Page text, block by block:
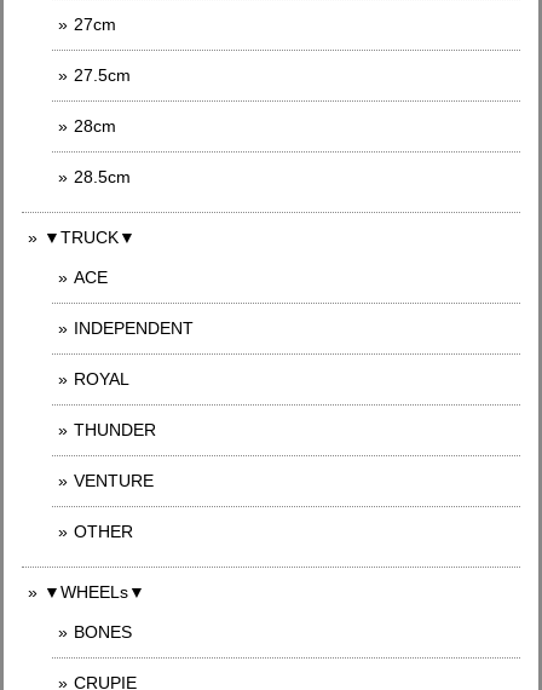
27cm
27.5cm
28cm
28.5cm
▼TRUCK▼
ACE
INDEPENDENT
ROYAL
THUNDER
VENTURE
OTHER
▼WHEELs▼
BONES
CRUPIE